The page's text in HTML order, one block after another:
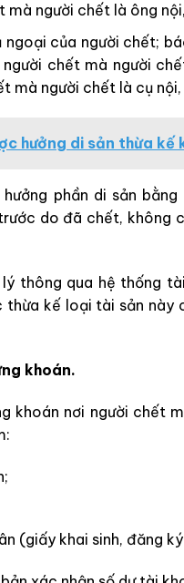
người chết là ông
ngoại của người chết;
chết mà người
mà người chết là cụ
hưởng di sản thừa kế
phần di sản
do đã chết, không
thông qua hệ thống
kế loại tài sản này
khoán.
khoán nơi người chết
(giấy khai sinh, đăng